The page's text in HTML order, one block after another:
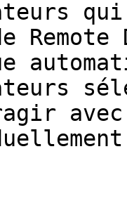
qui
Remote